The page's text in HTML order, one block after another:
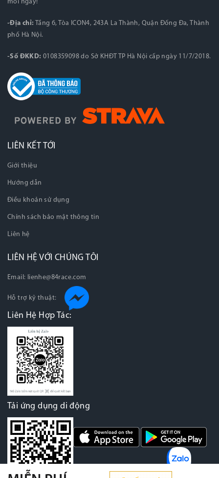
mỗi ngày!
-Địa chỉ: Tầng 6, Tòa ICON4, 243A La Thành, Quận Đống Đa, Thành
phố Hà Nội.
-Số ĐKKD: 0108359098 do Sở KHĐT TP Hà Nội cấp ngày 11/7/2018.
LIÊN KẾT TỚI
Giới thiệu
Hướng dẫn
Điều khoản sử dụng
Chính sách bảo mật thông tin
Liên hệ
LIÊN HỆ VỚI CHÚNG TÔI
Email: lienhe@84race.com
Hỗ trợ kỹ thuật:
Liên Hệ Hợp Tác:
Tải ứng dụng di động